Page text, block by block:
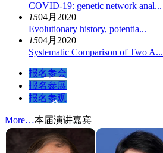
COVID-19: genetic network anal...
1504月2020
Evolutionary history, potentia...
1504月2020
Systematic Comparison of Two A...
报名参会
报名参展
报名参观
More…本届演讲嘉宾